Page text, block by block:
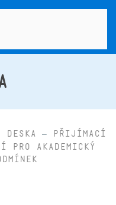
deska
Přijímací
akademický